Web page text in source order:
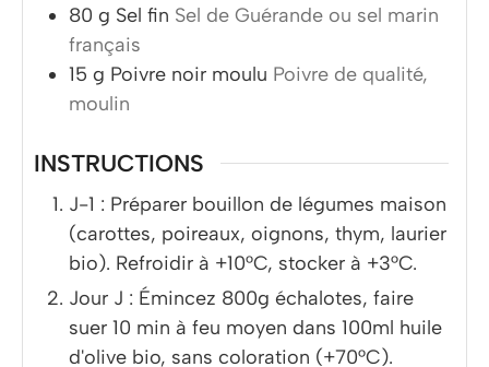
80 g Sel fin Sel de Guérande ou sel marin
français
15 g Poivre noir moulu Poivre de qualité,
moulin
INSTRUCTIONS
J-1 : Préparer bouillon de légumes maison
(carottes, poireaux, oignons, thym, laurier
bio). Refroidir à +10°C, stocker à +3°C.
Jour J : Émincez 800g échalotes, faire
suer 10 min à feu moyen dans 100ml huile
d'olive bio, sans coloration (+70°C).